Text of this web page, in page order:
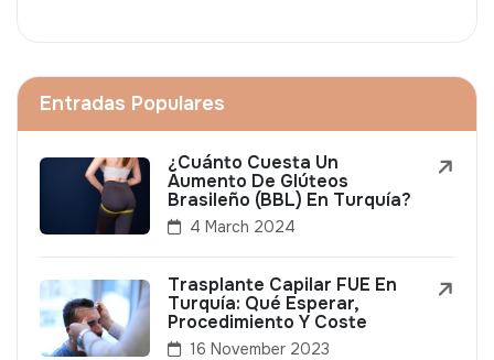
Entradas Populares
¿Cuánto Cuesta Un
Aumento De Glúteos
Brasileño (BBL) En Turquía?
4 March 2024
Trasplante Capilar FUE En
Turquía: Qué Esperar,
Procedimiento Y Coste
16 November 2023